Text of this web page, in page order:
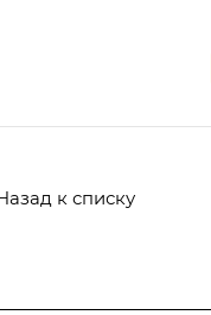
к списку